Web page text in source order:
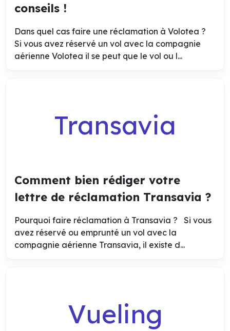
conseils !
Dans quel cas faire une réclamation à Volotea ?
Si vous avez réservé un vol avec la compagnie
aérienne Volotea il se peut que le vol ou l...
Transavia
Comment bien rédiger votre
lettre de réclamation Transavia ?
Pourquoi faire réclamation à Transavia ? Si vous
avez réservé ou emprunté un vol avec la
compagnie aérienne Transavia, il existe d...
Vueling